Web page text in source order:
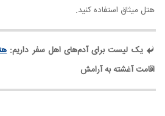
هتل میثاق استفاده کنید.
یک لیست برای آدم‌های اهل سفر داریم:
اقامت آغشته به آرامش